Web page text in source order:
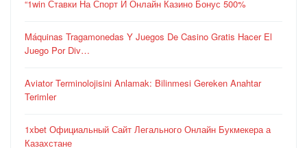
“1win Ставки На Спорт И Онлайн Казино Бонус 500%
Máquinas Tragamonedas Y Juegos De Casino Gratis Hacer El
Juego Por Div…
Aviator Terminolojisini Anlamak: Bilinmesi Gereken Anahtar
Terimler
1xbet Официальный Сайт Легального Онлайн Букмекера а
Казахстане